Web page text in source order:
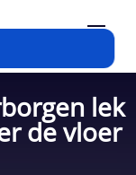
lek
de vloer